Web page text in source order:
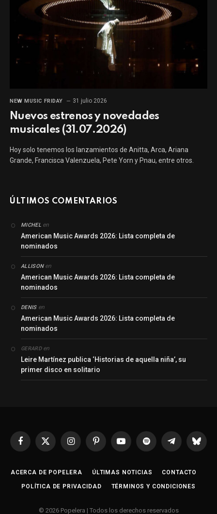
NEW MUSIC FRIDAY 31 julio 2026
Nuevos estrenos y novedades
musicales (31.07.2026)
Hoy solo tenemos los lanzamientos de Anitta, Arca, Ariana
Grande, Francisca Valenzuela, Pete Yorn y Pnau, entre otros.
ÚLTIMOS COMENTARIOS
MICHELen
American Music Awards 2026: Lista completa de
nominados
ALLISONen
American Music Awards 2026: Lista completa de
nominados
DENISen
American Music Awards 2026: Lista completa de
nominados
GERARDen
Leire Martínez publica ‘Historias de aquella niña’, su
primer disco en solitario
Facebook
X
InstagramPinterestYouTubeSpotify Telegrama
ACERCA DE POPELERA ÚLTIMAS NOTICIAS CONTACTO
POLÍTICA DE PRIVACIDAD TÉRMINOS Y CONDICIONES
© 2026 Popelera | Todos los derechos reservados